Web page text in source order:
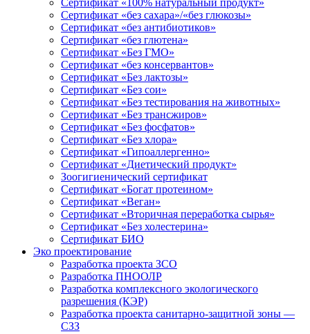
Сертификат «без сахара»/«без глюкозы»
Сертификат «без антибиотиков»
Сертификат «без глютена»
Сертификат «Без ГМО»
Сертификат «без консервантов»
Сертификат «Без лактозы»
Сертификат «Без сои»
Сертификат «Без тестирования на животных»
Сертификат «Без трансжиров»
Сертификат «Без фосфатов»
Сертификат «Без хлора»
Сертификат «Гипоаллергенно»
Сертификат «Диетический продукт»
Зоогигиенический сертификат
Сертификат «Богат протеином»
Сертификат «Веган»
Сертификат «Вторичная переработка сырья»
Сертификат «Без холестерина»
Сертификат БИО
Эко проектирование
Разработка проекта ЗСО
Разработка ПНООЛР
Разработка комплексного экологического
разрешения (КЭР)
Разработка проекта санитарно-защитной зоны —
СЗЗ